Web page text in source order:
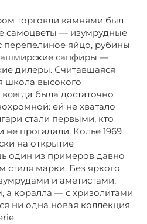
торговли камнями был
самоцветы — изумрудные
яйцо, рубины
сапфиры —
дилеры. Считавшаяся
школа высокого
была достаточно
ей не хватало
стали первыми, кто
прогадали. Колье 1969
на открытие
один из примеров давно
стиля марки. Без яркого
и аметистами,
а коралла — с хризолитами
ни одна новая коллекция